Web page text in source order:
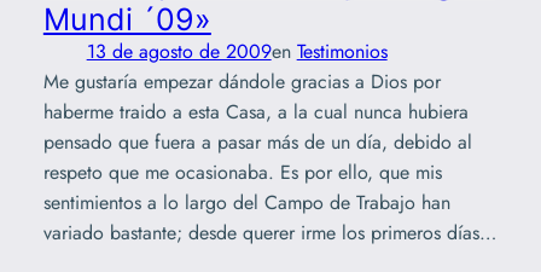
Mundi ´09»
13 de agosto de 2009en Testimonios
Me gustaría empezar dándole gracias a Dios por
haberme traido a esta Casa, a la cual nunca hubiera
pensado que fuera a pasar más de un día, debido al
respeto que me ocasionaba. Es por ello, que mis
sentimientos a lo largo del Campo de Trabajo han
variado bastante; desde querer irme los primeros días…